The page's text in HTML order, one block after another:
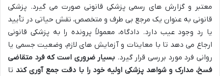
معتبر و گزارش های رسمی پزشکی قانونی صورت می گیرد. پزشکی
قانونی به عنوان یک مرجع بی طرف و متخصص، نقش حیاتی در تأیید
یا رد وجود عیب دارد. دادگاه، معمولاً پرونده را به پزشکی قانونی
ارجاع می دهد تا با معاینات و آزمایش های لازم، وضعیت جسمی یا
روانی فرد مورد بررسی قرار گیرد. بسیار ضروری است که فرد متقاضی
فسخ، مدارک و شواهد پزشکی اولیه خود را با دقت جمع آوری کند تا